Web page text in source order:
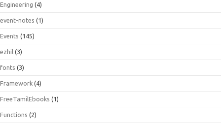
Engineering (4)
event-notes (1)
Events (145)
ezhil (3)
fonts (3)
Framework (4)
FreeTamilEbooks (1)
Functions (2)